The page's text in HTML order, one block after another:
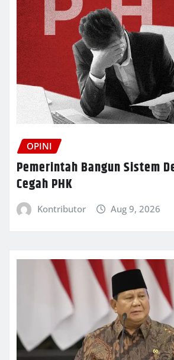
OPINI
Pemerintah Bangun Sistem
Cegah PHK
Kontributor Aug 9, 2026